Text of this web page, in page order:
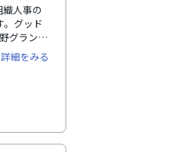
人事の
。グッド
グランプ
用しやす
立案率
カスタ
ー、権
、退職者
評価シ
詳細をみる